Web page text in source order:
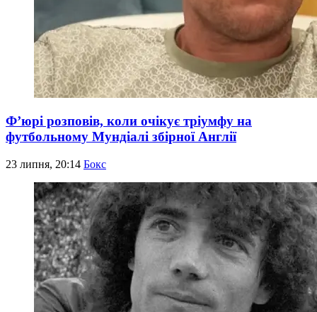
Ф’юрі розповів, коли очікує тріумфу на
футбольному Мундіалі збірної Англії
23 липня, 20:14 Бокс